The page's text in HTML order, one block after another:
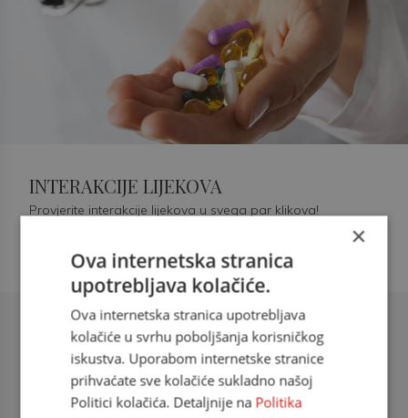
Šećerna bolest tip 2 = kardiovaskularna
doc. dr. sc. Višnja Kokić Maleš,
dr.med., specijalististica
INTERAKCIJE LIJEKOVA
Provjerite interakcije lijekova u svega par klikova!
×
Ova internetska stranica
upotrebljava kolačiće.
Ova internetska stranica upotrebljava
kolačiće u svrhu poboljšanja korisničkog
iskustva. Uporabom internetske stranice
prihvaćate sve kolačiće sukladno našoj
Politici kolačića. Detaljnije na Politika